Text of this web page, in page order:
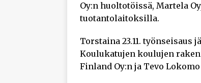
Oy:n huoltotöissä, Martela
tuotantolaitoksilla.
Torstaina 23.11.
Koulukatujen koulujen
Finland Oy:n ja Tevo